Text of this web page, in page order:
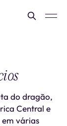
do dragão,
Central e
várias